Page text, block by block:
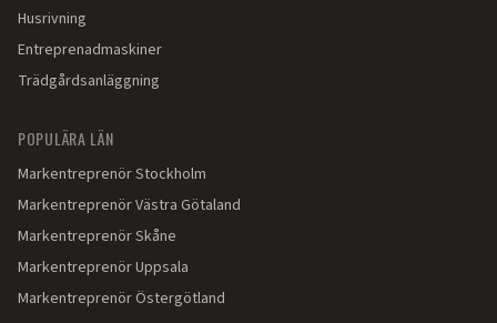
Husrivning
Entreprenadmaskiner
Trädgårdsanläggning
POPULÄRA LÄN
MarkentreprenörStockholm
MarkentreprenörVästra Götaland
MarkentreprenörSkåne
MarkentreprenörUppsala
MarkentreprenörÖstergötland